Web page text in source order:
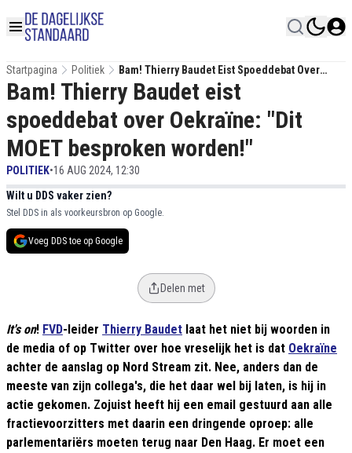
Startpagina Politiek
Bam! Thierry Baudet Eist Spoeddebat Over
Oekraïne: "Dit MOET Besproken Worden!"
Bam! Thierry Baudet eist
spoeddebat over Oekraïne: "Dit
MOET besproken worden!"
POLITIEK•16 AUG 2024, 12:30
Wilt u DDS vaker zien?
Stel DDS in als voorkeursbron op Google.
Voeg DDS toe op Google
Delen met
It's on! FVD-leider Thierry Baudet laat het niet bij woorden in
de media of op Twitter over hoe vreselijk het is dat Oekraïne
achter de aanslag op Nord Stream zit. Nee, anders dan de
meeste van zijn collega's, die het daar wel bij laten, is hij in
actie gekomen. Zojuist heeft hij een email gestuurd aan alle
fractievoorzitters met daarin een dringende oproep: alle
parlementariërs moeten terug naar Den Haag. Er moet een